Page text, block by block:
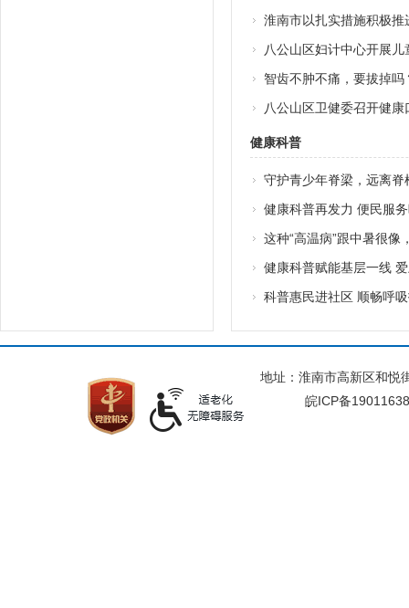
淮南市以扎实措施积极推
八公山区妇计中心开展
智齿不肿不痛，要拔掉吗
八公山区卫健委召开健
健康科普
守护青少年脊梁，远离脊
健康科普再发力 便民服
这种“高温病”跟中暑很像
健康科普赋能基层一线
科普惠民进社区 顺畅呼
地址：淮南市高新区和
皖ICP备